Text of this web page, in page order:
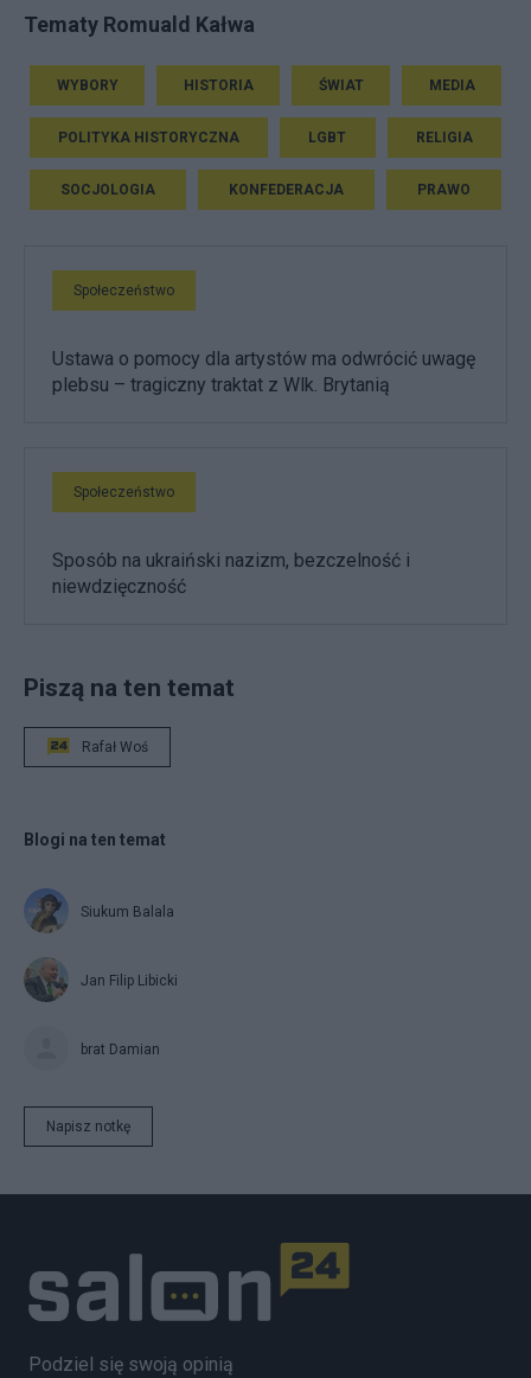
Tematy Romuald Kałwa
WYBORY HISTORIA ŚWIAT MEDIA
POLITYKA HISTORYCZNA LGBT RELIGIA
SOCJOLOGIA KONFEDERACJA PRAWO
Społeczeństwo
Ustawa o pomocy dla artystów ma odwrócić uwagę
plebsu – tragiczny traktat z Wlk. Brytanią
Społeczeństwo
Sposób na ukraiński nazizm, bezczelność i
niewdzięczność
Piszą na ten temat
Rafał Woś
Blogi na ten temat
Siukum Balala
Jan Filip Libicki
brat Damian
Napisz notkę
Podziel się swoją opinią